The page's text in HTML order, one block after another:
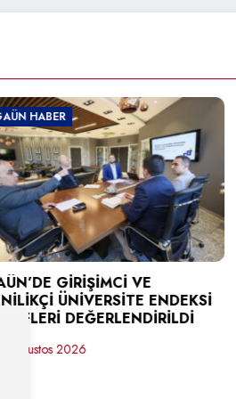
GİRİŞİMCİ VE
ÜNİVERSİTE ENDEKSİ
DEĞERLENDİRİLDİ
2026